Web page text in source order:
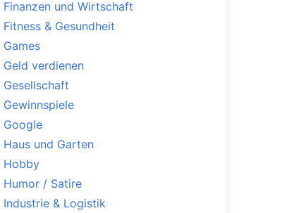
Finanzen und Wirtschaft
Fitness & Gesundheit
Games
Geld verdienen
Gesellschaft
Gewinnspiele
Google
Haus und Garten
Hobby
Humor / Satire
Industrie & Logistik